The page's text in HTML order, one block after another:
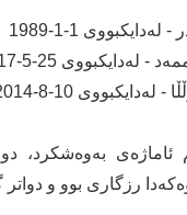
1-1-1989
25-5-2017
10-8-2014
بەوەشکرد،
رزگاری بوو و دواتر